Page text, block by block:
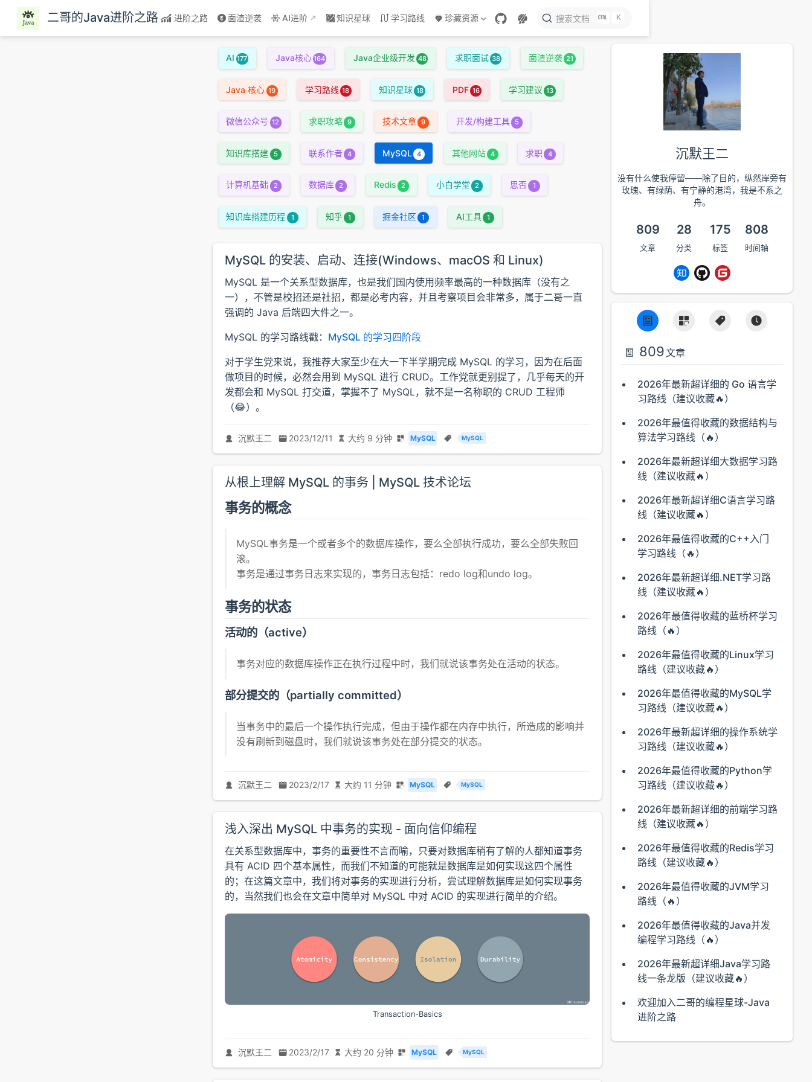
跳至主要內容
二哥的Java进阶之路 进阶之路 面渣逆袭 AI进阶 知识星球 学习路线 珍藏资源 搜索文档 K
AI 177 Java核心 164 Java企业级开发 48 求职面试 38 面渣逆袭 21
Java 核心 19 学习路线 18 知识星球 18 PDF 16 学习建议 13
微信公众号 12 求职攻略 9 技术文章 9 开发/构建工具 5
知识库搭建 5 联系作者 4 MySQL 4 其他网站 4 求职 4
计算机基础 2 数据库 2 Redis 2 小白学堂 2 思否 1
知识库搭建历程 1 知乎 1 掘金社区 1 AI工具 1
MySQL 的安装、启动、连接(Windows、macOS 和 Linux)
MySQL 是一个关系型数据库，也是我们国内使用频率最高的一种数据库（没有之
一），不管是校招还是社招，都是必考内容，并且考察项目会非常多，属于二哥一直
强调的 Java 后端四大件之一。
MySQL 的学习路线戳： MySQL 的学习四阶段
对于学生党来说，我推荐大家至少在大一下半学期完成 MySQL 的学习，因为在后面
做项目的时候，必然会用到 MySQL 进行 CRUD。工作党就更别提了，几乎每天的开
发都会和 MySQL 打交道，掌握不了 MySQL，就不是一名称职的 CRUD 工程师
（😂）。
沉默王二 2023/12/11 大约 9 分钟 MySQL MySQL
从根上理解 MySQL 的事务 | MySQL 技术论坛
事务的概念
MySQL事务是一个或者多个的数据库操作，要么全部执行成功，要么全部失败回
滚。
事务是通过事务日志来实现的，事务日志包括：redo log和undo log。
事务的状态
活动的（active）
事务对应的数据库操作正在执行过程中时，我们就说该事务处在活动的状态。
部分提交的（partially committed）
当事务中的最后一个操作执行完成，但由于操作都在内存中执行，所造成的影响并
没有刷新到磁盘时，我们就说该事务处在部分提交的状态。
沉默王二 2023/2/17 大约 11 分钟 MySQL MySQL
浅入深出 MySQL 中事务的实现 - 面向信仰编程
在关系型数据库中，事务的重要性不言而喻，只要对数据库稍有了解的人都知道事务
具有 ACID 四个基本属性，而我们不知道的可能就是数据库是如何实现这四个属性
的；在这篇文章中，我们将对事务的实现进行分析，尝试理解数据库是如何实现事务
的，当然我们也会在文章中简单对 MySQL 中对 ACID 的实现进行简单的介绍。
Transaction-Basics
沉默王二 2023/2/17 大约 20 分钟 MySQL MySQL
沉默王二
没有什么使我停留——除了目的，纵然岸旁有
玫瑰、有绿荫、有宁静的港湾，我是不系之
舟。
809
文章
28
分类
175
标签
808
时间轴
809文章
2026年最新超详细的 Go 语言学
习路线（建议收藏🔥）
2026年最值得收藏的数据结构与
算法学习路线（🔥）
2026年最新超详细大数据学习路
线（建议收藏🔥）
2026年最新超详细C语言学习路
线（建议收藏🔥）
2026年最值得收藏的C++入门
学习路线（🔥）
2026年最新超详细.NET学习路
线（建议收藏🔥）
2026年最值得收藏的蓝桥杯学习
路线（🔥）
2026年最值得收藏的Linux学习
路线（建议收藏🔥）
2026年最值得收藏的MySQL学
习路线（建议收藏🔥）
2026年最新超详细的操作系统学
习路线（建议收藏🔥）
2026年最值得收藏的Python学
习路线（建议收藏🔥）
2026年最新超详细的前端学习路
线（建议收藏🔥）
2026年最值得收藏的Redis学习
路线（建议收藏🔥）
2026年最值得收藏的JVM学习
路线（🔥）
2026年最值得收藏的Java并发
编程学习路线（🔥）
2026年最新超详细Java学习路
线一条龙版（建议收藏🔥）
欢迎加入二哥的编程星球-Java
进阶之路